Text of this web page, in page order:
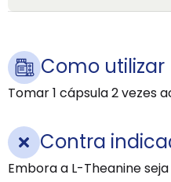
Como utilizar
Tomar 1 cápsula 2 vezes
Contra
Embora a L-Theanine